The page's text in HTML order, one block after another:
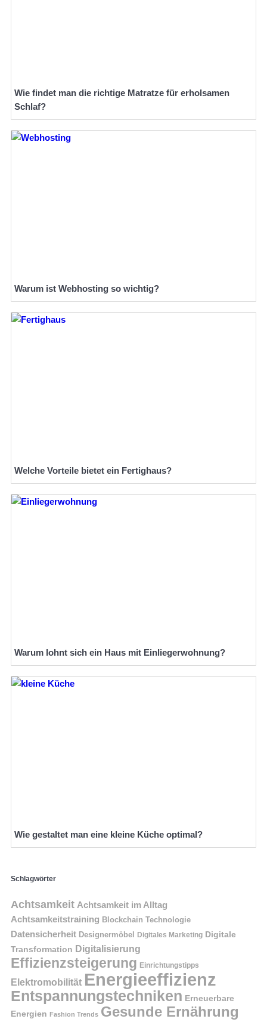
Wie findet man die richtige Matratze für erholsamen
Schlaf?
Warum ist Webhosting so wichtig?
Welche Vorteile bietet ein Fertighaus?
Warum lohnt sich ein Haus mit Einliegerwohnung?
Wie gestaltet man eine kleine Küche optimal?
Schlagwörter
Achtsamkeit Achtsamkeit im Alltag
Achtsamkeitstraining Blockchain Technologie
Datensicherheit Designermöbel Digitales Marketing Digitale
Transformation Digitalisierung
Effizienzsteigerung Einrichtungstipps
Elektromobilität Energieeffizienz
Entspannungstechniken Erneuerbare
Energien Fashion Trends Gesunde Ernährung